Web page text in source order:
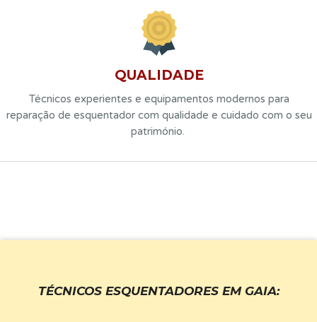
QUALIDADE
Técnicos experientes e equipamentos modernos para
reparação de esquentador com qualidade e cuidado com o seu
património.
TÉCNICOS ESQUENTADORES EM GAIA: